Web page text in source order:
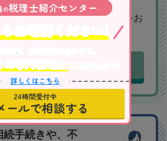
いう悩みは弁護士への相談をお
相続対応可能な弁護士を探す
続手続きや、不
の税理士紹介センター
株式等、相続資産に合わせて、
専門税理士
をご紹介します。
詳しくはこちら
24時間受付中
ールで相談する